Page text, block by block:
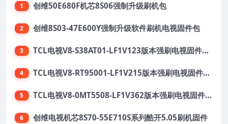
1 创维50E680F机芯8S06强制升级刷机包
2 创维8S03-47E600Y强制升级软件刷机电视固件包
3 TCL电视V8-S38AT01-LF1V123版本强刷电视固件包下载
4 TCL电视V8-RT95001-LF1V215版本强刷电视固件包下载
5 TCL电视V8-0MT5508-LF1V362版本强刷电视固件包下载
6 创维电视机芯8S70-55E710S系列酷开5.05刷机固件